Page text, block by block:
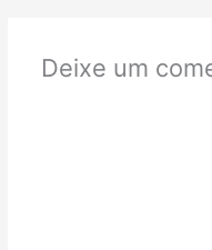
Deixe um